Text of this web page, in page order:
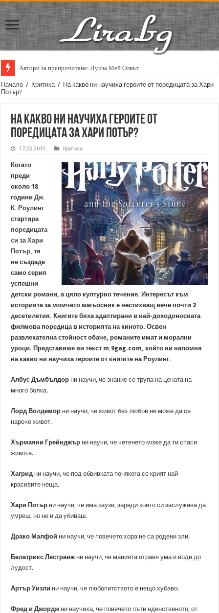
Автори за препрочитане: Луиза Мей Олкът
Кирил Кадийски: „Плачът на големия поет винаги е и сила, и
Начало / Критика / На какво ни научиха героите от поредицата за Хари
Потър?
На какво ни научиха героите от
поредицата за Хари Потър?
17.06.2015 Критика
Когато
преди
около 18
годиниДж.
К. Роулинг
стартира
поредицата
си за Хари
Потър, тя
не създаде
само серия
успешни
детски романи, а цяло културно течение. Интересът към
историята за момчето магьосник е нестихващ вече почти 2
десетилетия. Книгите бяха адаптирани в най-доходоносната
филмова поредица в историята на киното. Освен
развлекателна стойност обаче, романите имат и морални
уроци. Представяме ви текст m.9gag.com, който ни напомня
на какво ни научиха героите от книгите на Роулинг.
Албус Дъмбълдор ни научи, че знание се трупа на цената на
много болка.
Лорд Волдемор ни научи, че живот без любов не може да се
нарече живот.
Хърмаяни Грейнджър ни научи, че четенето може да ти спаси
живота.
Хагрид ни научи, че под обвивката понякога се крият най-
красивите неща.
Хари Потър ни научи, че има каузи, заради които си заслужава да
умреш, но не и да убиваш.
Драко Малфой ни научи, че повечето хора не са родени зли.
Белатрикс Лестранж ни научи, че манията отравя ума и води до
лудост.
Артър Уизли ни научи, че любопитството е нещо хубаво.
Фред и Джордж ни научиха, че повечето пъти единственото, от